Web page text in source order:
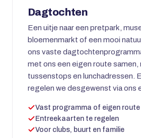
Dagtochten
Een uitje naar een pretpark,
bloemenmarkt of een mooi
ons vaste
met ons een eigen route samen,
tussenstops en lunchadressen.
regelen we desgewenst via ons
Vast programma of eigen route
Entreekaarten te regelen
Voor clubs, buurt en familie